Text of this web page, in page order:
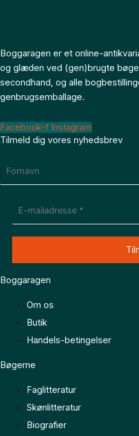
Boggaragen er et online-
og glæden ved (gen)brugte
secondhand, og alle
genbrugsemballage.
Facebook-f Instagram
Tilmeld dig vores nyhedsbrev
Boggaragen
Om os
Butik
Handels-betingelser
Bøgerne
Faglitteratur
Skønlitteratur
Biografier